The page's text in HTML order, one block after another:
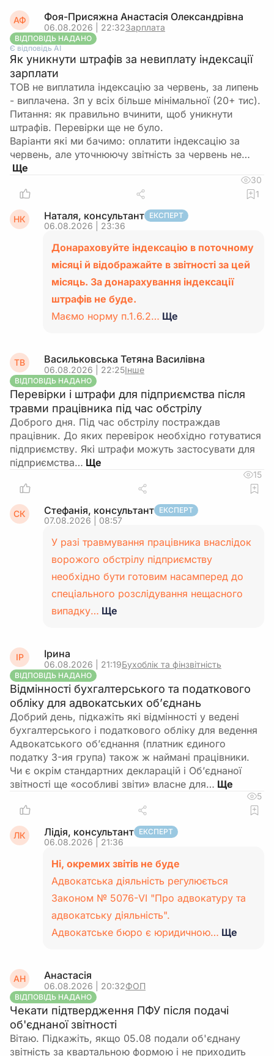
АФ Фоя-Присяжна Анастасія Олександрівна
06.08.2026 | 22:32Зарплата
ВІДПОВІДЬ НАДАНО
Є відповідь АІ
Як уникнути штрафів за невиплату індексації
зарплати
ТОВ не виплатила індексацію за червень, за липень
- виплачена. Зп у всіх більше мінімальної (20+ тис).
Питання: як правильно вчинити, щоб уникнути
штрафів. Перевірки ще не було.
Варіанти які ми бачимо: оплатити індексацію за
червень, але уточнюючу звітність за червень не…
30
1
НК Наталя, консультант ЕКСПЕРТ
06.08.2026 | 23:36
Донараховуйте індексацію в поточному
місяці й відображайте в звітності за цей
місяць. За донарахування індексації
штрафів не буде.
Маємо норму п.1.6.2… Ще
ТВ Васильковська Тетяна Василiвна
06.08.2026 | 22:25Інше
ВІДПОВІДЬ НАДАНО
Перевірки і штрафи для підприємства після
травми працівника під час обстрілу
Доброго дня. Під час обстрілу постраждав
працівник. До яких перевірок необхідно готуватися
підприємству. Які штрафи можуть застосувати для
підприємства…
15
СК Стефанія, консультант ЕКСПЕРТ
07.08.2026 | 08:57
У разі травмування працівника внаслідок
ворожого обстрілу підприємству
необхідно бути готовим насамперед до
спеціального розслідування нещасного
випадку… Ще
ІР Ірина
06.08.2026 | 21:19Бухоблік та фінзвітність
ВІДПОВІДЬ НАДАНО
Відмінності бухгалтерського та податкового
обліку для адвокатських обʼєднань
Добрий день, підкажіть які відмінності у ведені
бухгалтерського і податкового обліку для ведення
Адвокатського обʼєднання (платник єдиного
податку 3-ия група) також ж наймані працівники.
Чи є окрім стандартних декларацій і Обʼєднаної
звітності ще «особливі звіти» власне для…
5
ЛК Лідія, консультант ЕКСПЕРТ
06.08.2026 | 21:36
Ні, окремих звітів не буде
Адвокатська діяльність регулюється
Законом № 5076-VI "Про адвокатуру та
адвокатську діяльність".
Адвокатське бюро є юридичною… Ще
АН Анастасія
06.08.2026 | 20:32ФОП
ВІДПОВІДЬ НАДАНО
Чекати підтвердження ПФУ після подачі
об'єднаної звітності
Вітаю. Підкажіть, якщо 05.08 подали об'єднану
звітність за квартальною формою і не приходить